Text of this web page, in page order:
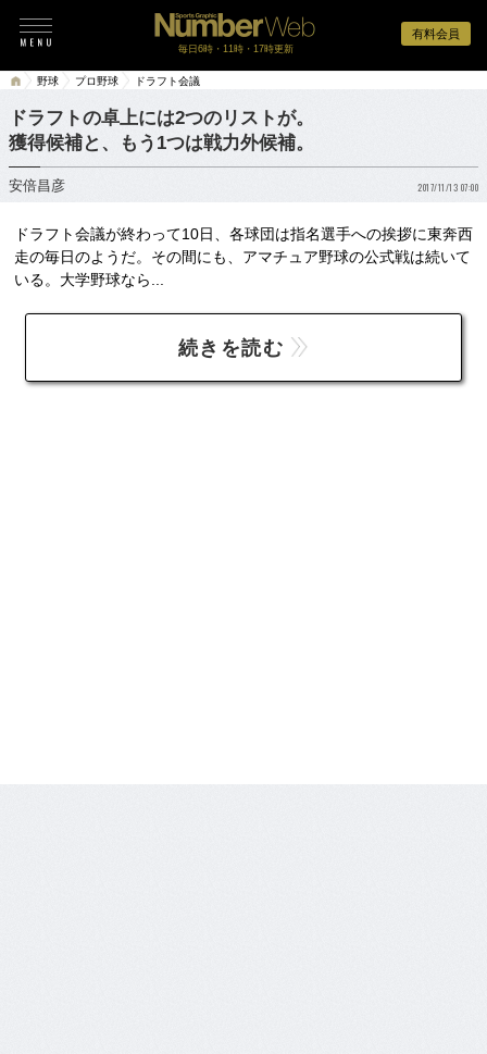
有料会員
毎日6時・11時・17時更新
野球 プロ野球 ドラフト会議
ドラフトの卓上には2つのリストが。
獲得候補と、もう1つは戦力外候補。
安倍昌彦 2017/11/13 07:00
ドラフト会議が終わって10日、各球団は指名選手への挨拶に東奔西
走の毎日のようだ。その間にも、アマチュア野球の公式戦は続いて
いる。大学野球なら...
続きを読む